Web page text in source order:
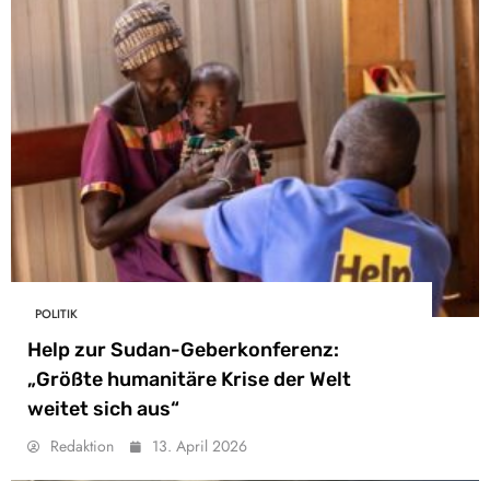
POLITIK
Help zur Sudan-Geberkonferenz:
„Größte humanitäre Krise der Welt
weitet sich aus“
Redaktion 13. April 2026